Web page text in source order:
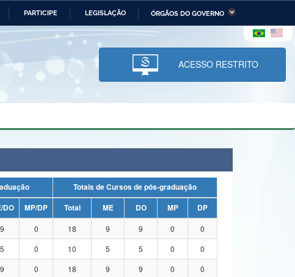
PARTICIPE LEGISLAÇÃO ÓRGÃOS DO GOVERNO
Ministério da Economia Ministério da Infraestrutura
Ministério da Ciência,
Tecnologia, Inovações e
Comunicações
e dos Direitos Humanos
Planalto
ACESSO RESTRITO
de pós-graduação
Totais de Cursos de pós-graduação
DO MP/DP Total ME DO MP
DP
9 0 18 9 9 0
0
5 0 10 5 5 0
0
9 0 18 9 9 0
0